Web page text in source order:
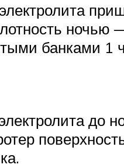
ночью
банками 1
до